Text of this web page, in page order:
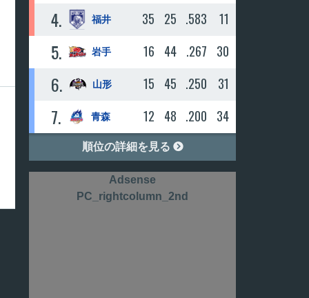
4 福井 35 25 .583 11
5 岩手 16 44 .267 30
6 山形 15 45 .250 31
7 青森 12 48 .200 34
順位の詳細を見る 
Adsense
PC_rightcolumn_2nd